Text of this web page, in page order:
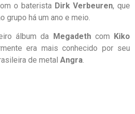
o baterista Dirk Verbeuren, que
grupo há um ano e meio.
álbum da Megadethcom Kiko
era mais conhecido por seu
de metal Angra.